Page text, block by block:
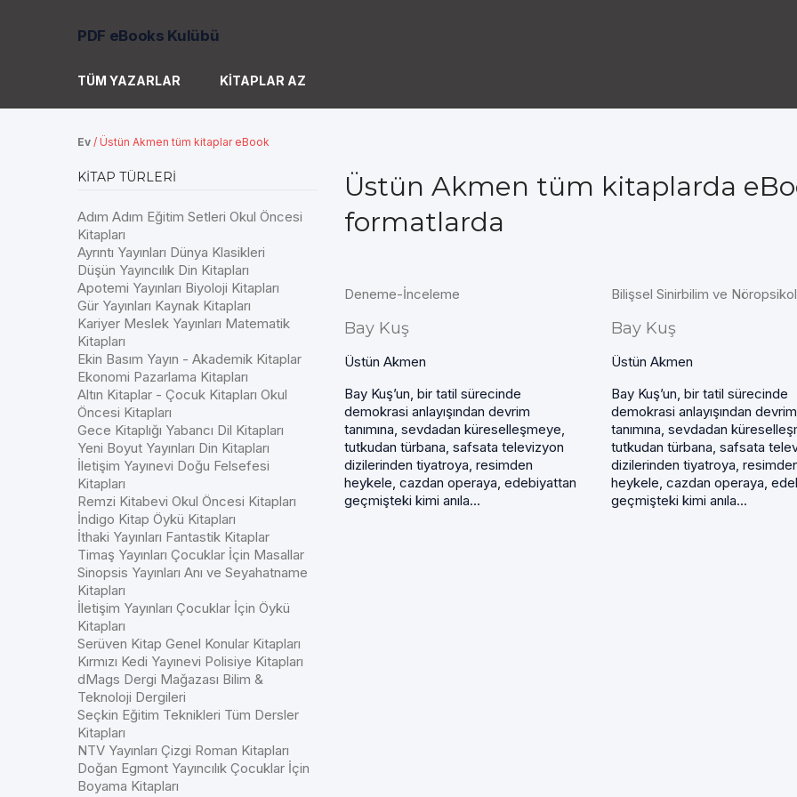
PDF eBooks Kulübü
TÜM YAZARLAR KITAPLAR AZ
Ev / Üstün Akmen tüm kitaplar eBook
KITAP TÜRLERI
Adım Adım Eğitim Setleri Okul Öncesi
Kitapları
Ayrıntı Yayınları Dünya Klasikleri
Düşün Yayıncılık Din Kitapları
Apotemi Yayınları Biyoloji Kitapları
Gür Yayınları Kaynak Kitapları
Kariyer Meslek Yayınları Matematik
Kitapları
Ekin Basım Yayın - Akademik Kitaplar
Ekonomi Pazarlama Kitapları
Altın Kitaplar - Çocuk Kitapları Okul
Öncesi Kitapları
Gece Kitaplığı Yabancı Dil Kitapları
Yeni Boyut Yayınları Din Kitapları
İletişim Yayınevi Doğu Felsefesi
Kitapları
Remzi Kitabevi Okul Öncesi Kitapları
İndigo Kitap Öykü Kitapları
İthaki Yayınları Fantastik Kitaplar
Timaş Yayınları Çocuklar İçin Masallar
Sinopsis Yayınları Anı ve Seyahatname
Kitapları
İletişim Yayınları Çocuklar İçin Öykü
Kitapları
Serüven Kitap Genel Konular Kitapları
Kırmızı Kedi Yayınevi Polisiye Kitapları
dMags Dergi Mağazası Bilim &
Teknoloji Dergileri
Seçkin Eğitim Teknikleri Tüm Dersler
Kitapları
NTV Yayınları Çizgi Roman Kitapları
Doğan Egmont Yayıncılık Çocuklar İçin
Boyama Kitapları
Üstün Akmen tüm kitaplarda
formatlarda
Deneme-İnceleme
Bay Kuş
Üstün Akmen
Bay Kuş’un, bir tatil sürecinde
demokrasi anlayışından devrim
tanımına, sevdadan küreselleşmeye,
tutkudan türbana, safsata televizyon
dizilerinden tiyatroya, resimden
heykele, cazdan operaya, edebiyattan
geçmişteki kimi anıla...
Bilişsel Sinirbilim ve
Bay Kuş
Üstün Akmen
Bay Kuş’un, bir tatil sürecinde
demokrasi anlayışından devrim
tanımına, sevdadan
tutkudan türbana, safsata
dizilerinden tiyatroya,
heykele, cazdan operaya,
geçmişteki kimi anıla...